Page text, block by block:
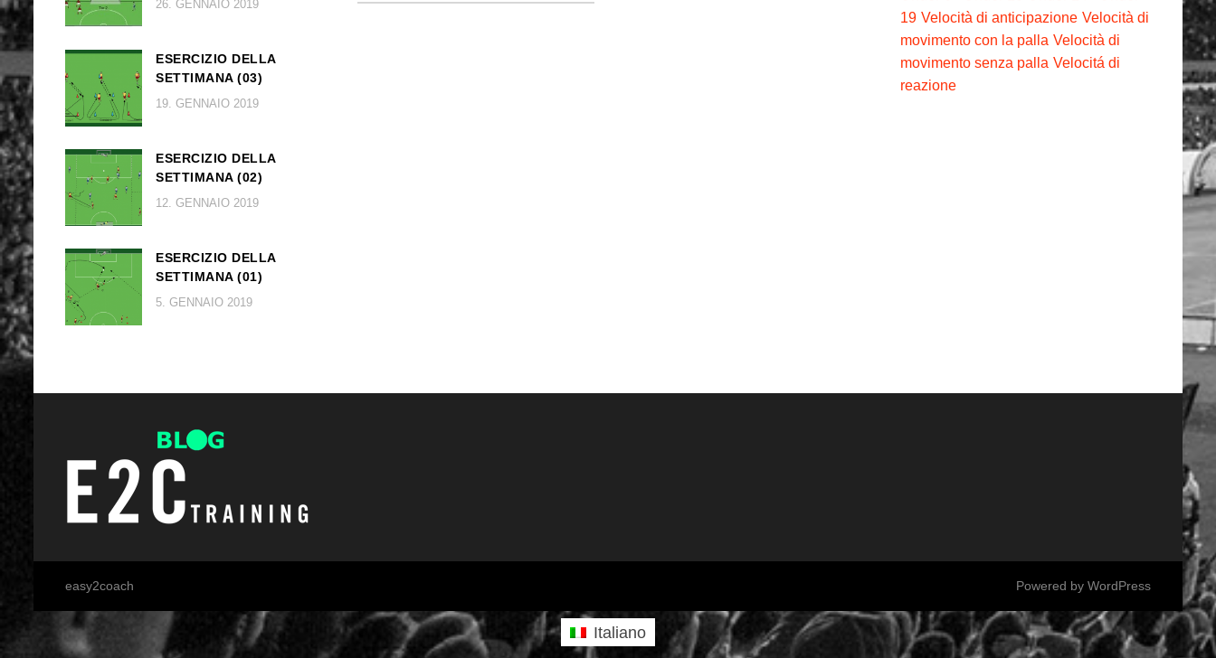
26. GENNAIO 2019
ESERCIZIO DELLA
SETTIMANA (03)
19. GENNAIO 2019
ESERCIZIO DELLA
SETTIMANA (02)
12. GENNAIO 2019
ESERCIZIO DELLA
SETTIMANA (01)
5. GENNAIO 2019
19 Velocità di anticipazione Velocità di
movimento con la palla Velocità di
movimento senza palla Velocitá di
reazione
easy2coach Powered by WordPress
Italiano